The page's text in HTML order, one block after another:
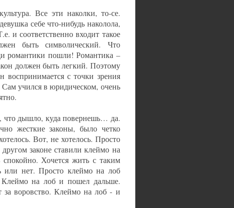
Все эти наколки, то-се.
себе что-нибудь наколола,
и соответственно входит такое
быть символический. Что
романтики пошли! Романтика –
должен быть легкий. Поэтому
воспринимается с точки зрения
учился в юридическом, очень
что дышло, куда повернешь… да.
жесткие законы, было четко
Вот, не хотелось. Просто
законе ставили клеймо на
Хочется жить с таким
или нет. Просто клеймо на лоб
на лоб и пошел дальше.
воровство. Клеймо на лоб - и